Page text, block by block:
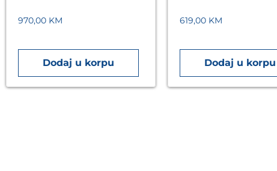
970,00 KM
Dodaj u korpu
619,00 KM
Dodaj u korpu